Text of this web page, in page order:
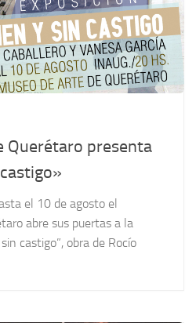
Querétaro presenta
el 10 de agosto el
abre sus puertas a la
castigo”, obra de Rocío